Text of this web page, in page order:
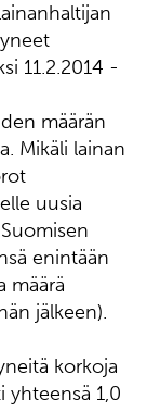
11.2.2014 -
määrän
Mikäli lainan
uusia
enintään
määrä
jälkeen).
korkoja
yhteensä 1,0